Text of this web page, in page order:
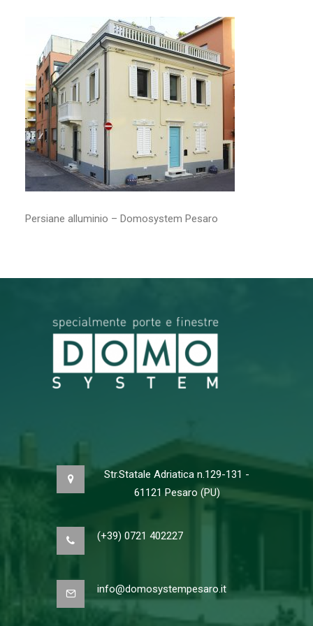
RICERCA
Persiane alluminio – Domosystem Pesaro
Str.Statale Adriatica n.129-131 -
61121 Pesaro (PU)
(+39) 0721 402227
info@domosystempesaro.it